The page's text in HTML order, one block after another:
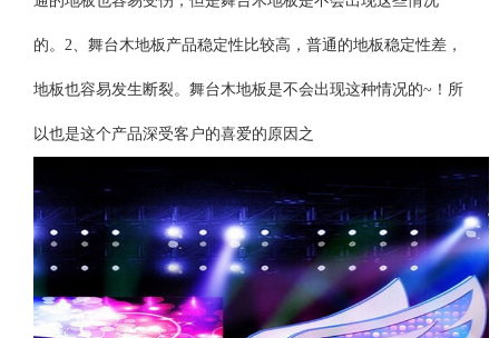
的。2、舞台木地板产品稳定性比较高，普通的地板稳定性差，
地板也容易发生断裂。舞台木地板是不会出现这种情况的~！所
以也是这个产品深受客户的喜爱的原因之